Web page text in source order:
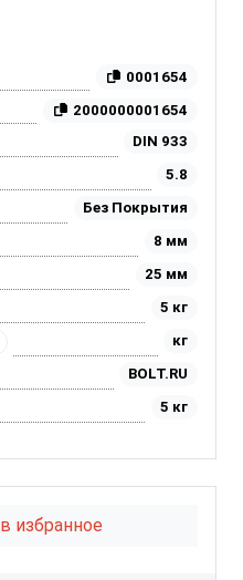
0001654
2000000001654
DIN 933
5.8
Без Покрытия
8 мм
25 мм
5 кг
кг
BOLT.RU
5 кг
избранное